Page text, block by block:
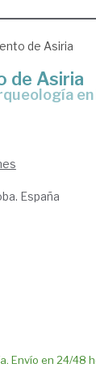
de Asiria
de Asiria
España
Envío en 24/48